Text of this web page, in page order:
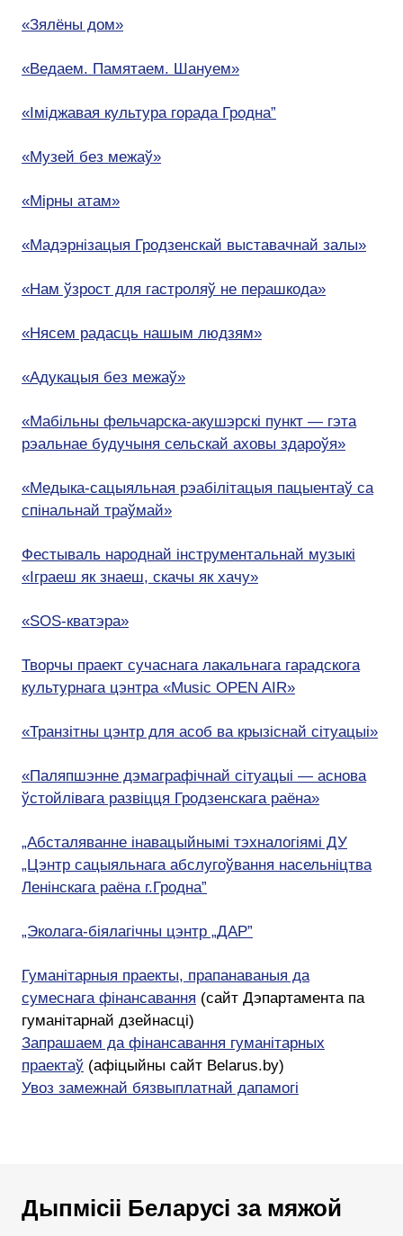
«Зялёны дом»
«Ведаем. Памятаем. Шануем»
«Іміджавая культура горада Гродна”
«Музей без межаў»
«Мірны атам»
«Мадэрнізацыя Гродзенскай выставачнай залы»
«Нам ўзрост для гастроляў не перашкода»
«Нясем радасць нашым людзям»
«Адукацыя без межаў»
«Мабільны фельчарска-акушэрскі пункт — гэта
рэальнае будучыня сельскай аховы здароўя»
«Медыка-сацыяльная рэабілітацыя пацыентаў са
спінальнай траўмай»
Фестываль народнай інструментальнай музыкі
«Іграеш як знаеш, скачы як хачу»
«SOS-кватэра»
Творчы праект сучаснага лакальнага гарадскога
культурнага цэнтра «Music OPEN AIR»
«Транзітны цэнтр для асоб ва крызіснай сітуацыі»
«Паляпшэнне дэмаграфічнай сітуацыі — аснова
ўстойлівага развіцця Гродзенскага раёна»
„Абсталяванне інавацыйнымі тэхналогіямі ДУ
„Цэнтр сацыяльнага абслугоўвання насельніцтва
Ленінскага раёна г.Гродна”
„Эколага-біялагічны цэнтр „ДАР”
Гуманітарныя праекты, прапанаваныя да
сумеснага фінансавання (сайт Дэпартамента па
гуманітарнай дзейнасці)
Запрашаем да фінансавання гуманітарных
праектаў (афіцыйны сайт Belarus.by)
Увоз замежнай бязвыплатнай дапамогі
Дыпмісіі Беларусі за мяжой